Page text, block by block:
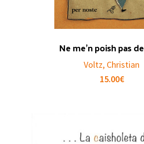
Ne me’n poish pas
Voltz, Christian
15.00€